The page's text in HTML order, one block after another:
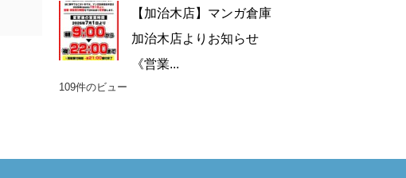
【加治木店】マンガ倉庫
加治木店よりお知らせ
《営業...
109件のビュー